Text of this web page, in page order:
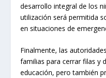
desarrollo integral de los
utilización será permitida
en situaciones de
Finalmente, las
familias para cerrar filas y
educación, pero también